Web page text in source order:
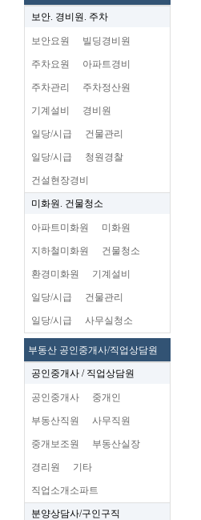
보안. 경비원. 주차
보안요원 빌딩경비원
주차요원 아파트경비
주차관리 주차정산원
기계설비 경비원
일당/시급 건물관리
일당/시급 청원경찰
건설현장경비
미화원. 건물청소
아파트미화원 미화원
지하철미화원 건물청소
환경미화원 기계설비
일당/시급 건물관리
일당/시급 사무실청소
부동산 공인중개사/직업상담원
공인중개사 / 직업상담원
공인중개사 중개인
부동산직원 사무직원
중개보조원 부동산실장
경리원 기타
직업소개소파트
분양상담사/구인구직